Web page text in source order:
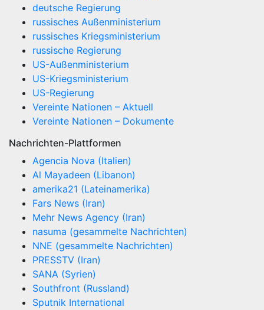
deutsche Regierung
russisches Außenministerium
russisches Kriegsministerium
russische Regierung
US-Außenministerium
US-Kriegsministerium
US-Regierung
Vereinte Nationen – Aktuell
Vereinte Nationen – Dokumente
Nachrichten-Plattformen
Agencia Nova (Italien)
Al Mayadeen (Libanon)
amerika21 (Lateinamerika)
Fars News (Iran)
Mehr News Agency (Iran)
nasuma (gesammelte Nachrichten)
NNE (gesammelte Nachrichten)
PRESSTV (Iran)
SANA (Syrien)
Southfront (Russland)
Sputnik International